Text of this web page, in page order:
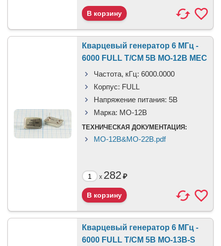
Кварцевый генератор 6 МГц -
6000 FULL T/CM 5В MO-12B MEC
Частота, кГц: 6000.0000
Корпус: FULL
Напряжение питания: 5В
Марка: MO-12B
ТЕХНИЧЕСКАЯ ДОКУМЕНТАЦИЯ:
MO-12B&MO-22B.pdf
x 282₽
Кварцевый генератор 6 МГц -
6000 FULL T/CM 5В MO-13B-S